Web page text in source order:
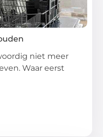
niet meer
Waar eerst